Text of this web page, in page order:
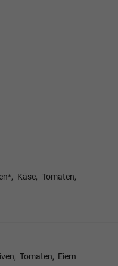
Käse, Tomaten,
Tomaten, Eiern